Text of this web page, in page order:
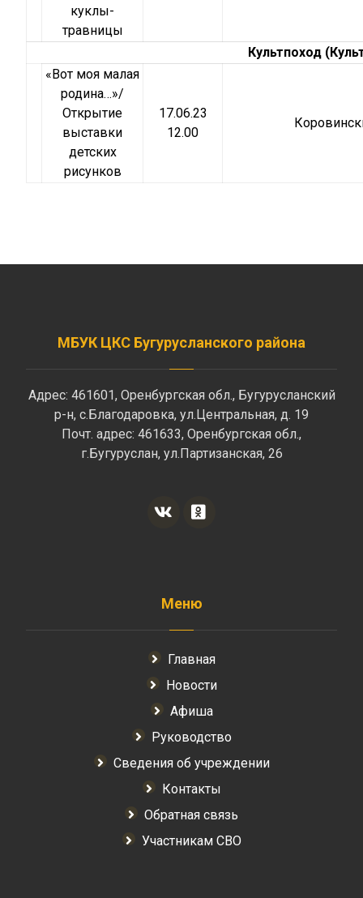
куклы-
травницы
Культпоход
«Вот моя малая
родина…»/
Открытие
выставки
детских
рисунков
17.06.23
12.00
МБУК ЦКС Бугурусланского района
Адрес: 461601, Оренбургская обл., Бугурусланский
р-н, с.Благодаровка, ул.Центральная, д. 19
Почт. адрес: 461633, Оренбургская обл.,
г.Бугуруслан, ул.Партизанская, 26
Меню
Главная
Новости
Афиша
Руководство
Сведения об учреждении
Контакты
Обратная связь
Участникам СВО